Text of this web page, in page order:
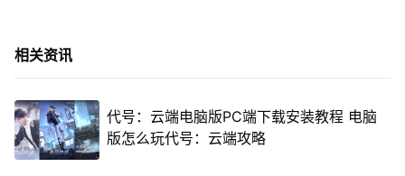
相关资讯
代号：云端电脑版PC端下载安装教程 电脑
版怎么玩代号：云端攻略